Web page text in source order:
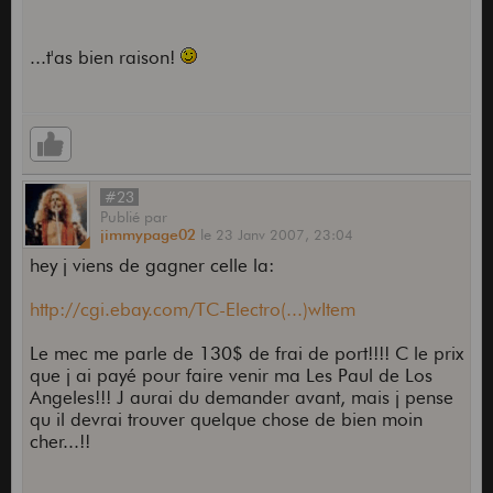
...t'as bien raison!
#23
Publié par
jimmypage02 le 23 Janv 2007, 23:04
hey j viens de gagner celle la:
http://cgi.ebay.com/TC-Electro(...)wItem
Le mec me parle de 130$ de frai de port!!!! C le prix
que j ai payé pour faire venir ma Les Paul de Los
Angeles!!! J aurai du demander avant, mais j pense
qu il devrai trouver quelque chose de bien moin
cher...!!